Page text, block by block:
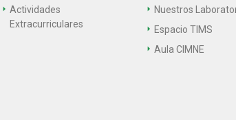
Actividades
Extracurriculares
Nuestros
Espacio TIMS
Aula CIMNE